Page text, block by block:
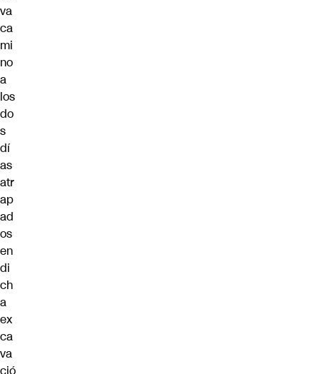
va
ca
mi
no
a
los
do
s
dí
as
atr
ap
ad
os
en
di
ch
a
ex
ca
va
ció